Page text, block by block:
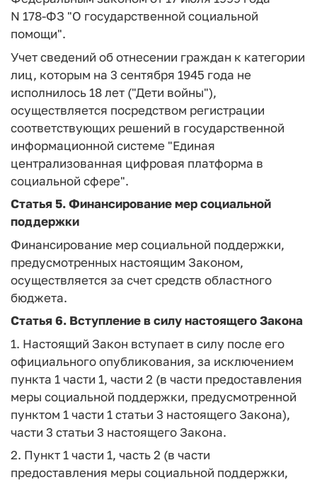
N 178-ФЗ "О государственной социальной
помощи".
Учет сведений об отнесении граждан к категории
лиц, которым на 3 сентября 1945 года не
исполнилось 18 лет ("Дети войны"),
осуществляется посредством регистрации
соответствующих решений в государственной
информационной системе "Единая
централизованная цифровая платформа в
социальной сфере".
Статья 5.Финансирование мер социальной
поддержки
Финансирование мер социальной поддержки,
предусмотренных настоящим Законом,
осуществляется за счет средств областного
бюджета.
Статья 6. Вступление в силу настоящего Закона
1. Настоящий Закон вступает в силу после его
официального опубликования, за исключением
пункта 1 части 1, части 2 (в части предоставления
меры социальной поддержки, предусмотренной
пунктом 1 части 1 статьи 3 настоящего Закона),
части 3 статьи 3 настоящего Закона.
2. Пункт 1 части 1, часть 2 (в части
предоставления меры социальной поддержки,